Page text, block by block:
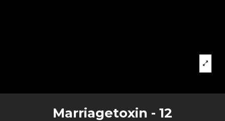
Marriagetoxin - 12